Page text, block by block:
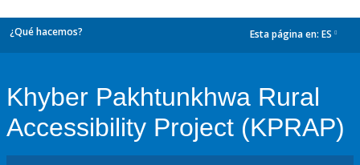
¿Qué hacemos? Esta página en: ES
Khyber Pakhtunkhwa Rural
Accessibility Project (KPRAP)